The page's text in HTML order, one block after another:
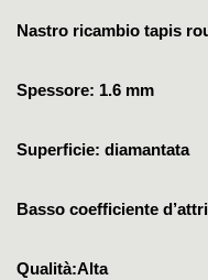
Nastro ricambio tapis
Spessore: 1.6 mm
Superficie: diamantata
Basso coefficiente
Qualità:Alta